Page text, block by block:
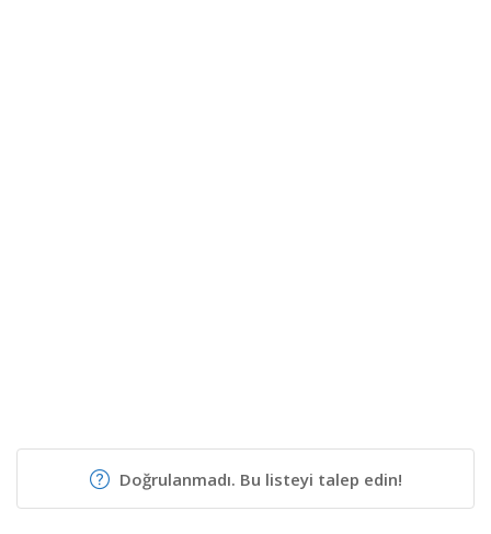
Doğrulanmadı. Bu listeyi talep edin!